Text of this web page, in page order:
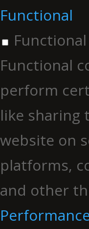
Functional
Functional
Functional
perform
like sharing
website on
platforms,
and other